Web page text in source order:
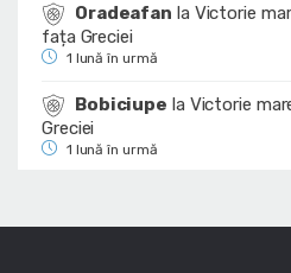
Oradeafan la Victorie
fața Greciei
1 lună în urmă
Bobiciupe la Victorie
Greciei
1 lună în urmă